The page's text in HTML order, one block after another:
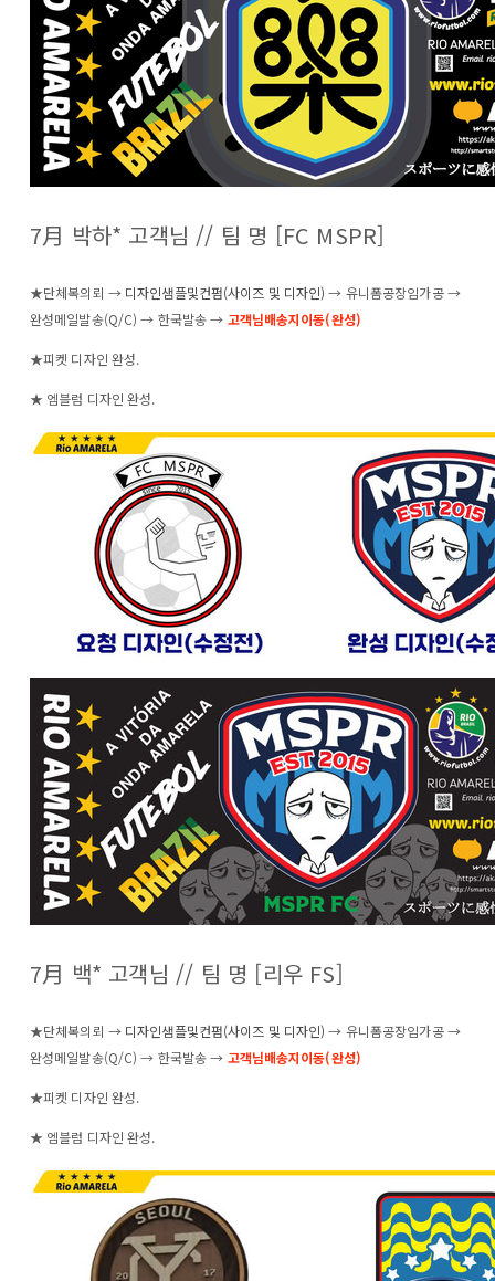
7月 박하* 고객님 // 팀 명 [FC MSPR]
★단체복의뢰 → 디자인샘플및컨펌(사이즈 및 디자인) → 유니폼공장임가공→
완성메일발송(Q/C) → 한국발송 → 고객님배송지이동(완성)
★피켓 디자인 완성.
★ 엠블럼 디자인 완성.
7月 백* 고객님 // 팀 명 [리우 FS]
★단체복의뢰 → 디자인샘플및컨펌(사이즈 및 디자인) → 유니폼공장임가공→
완성메일발송(Q/C) → 한국발송 → 고객님배송지이동(완성)
★피켓 디자인 완성.
★ 엠블럼 디자인 완성.